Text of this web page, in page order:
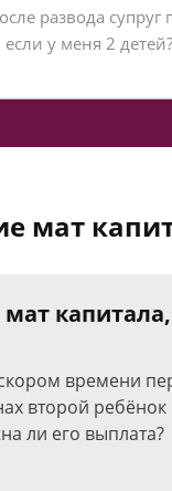
мат
времени
второй
ли его выплата?